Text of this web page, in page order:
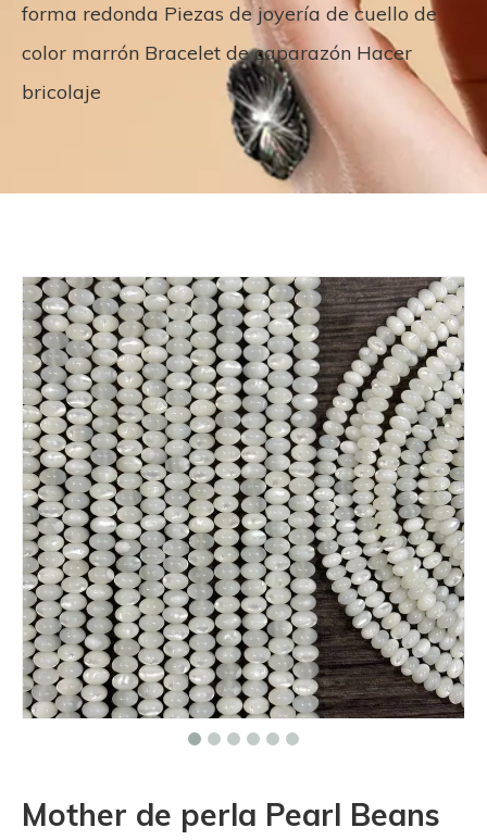
forma redonda Piezas de joyería de cuello de
color marrón Bracelet de caparazón Hacer
bricolaje
Mother de perla Pearl Beans